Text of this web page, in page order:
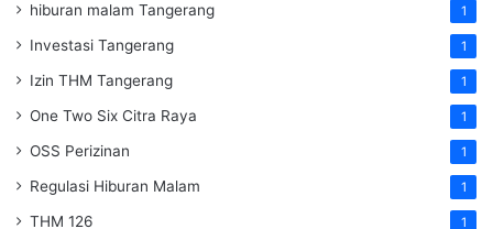
hiburan malam Tangerang 1
Investasi Tangerang 1
Izin THM Tangerang 1
One Two Six Citra Raya 1
OSS Perizinan 1
Regulasi Hiburan Malam 1
THM 126 1